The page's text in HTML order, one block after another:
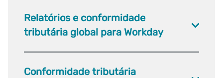
Relatórios e conformidade
tributária global para Workday
Conformidade tributária